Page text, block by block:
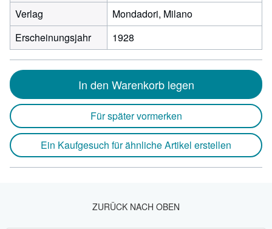
Verlag
Mondadori, Milano
Erscheinungsjahr
1928
In den Warenkorb legen
Für später vormerken
Ein Kaufgesuch für ähnliche Artikel erstellen
ZURÜCK NACH OBEN